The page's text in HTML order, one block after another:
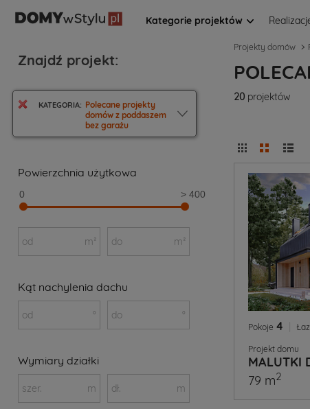
Kategorie projektów
Projekty domów
20 projektów
Pokoje 4
Projekt domu
MALUTKI
79 m2
Znajdź projekt:
KATEGORIA: Polecane projekty
domów z poddaszem
bez garażu
Powierzchnia użytkowa
0 > 400
od m² do m²
Kąt nachylenia dachu
od ° do °
Wymiary działki
szer. m dł. m